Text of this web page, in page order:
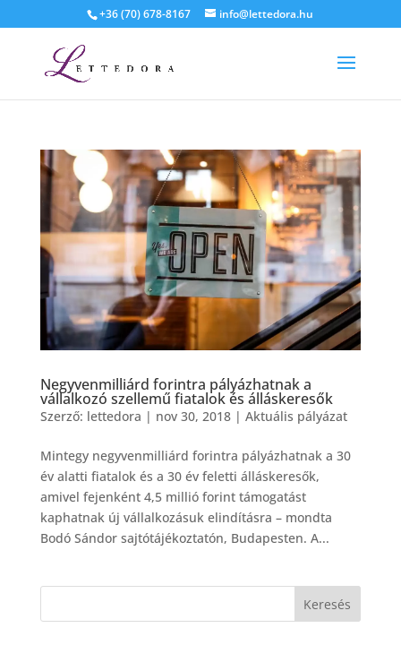
+36 (70) 678-8167 info@lettedora.hu
Negyvenmilliárd forintra pályázhatnak a
vállalkozó szellemű fiatalok és álláskeresők
Szerző: lettedora | nov 30, 2018| Aktuális pályázat
Mintegy negyvenmilliárd forintra pályázhatnak a 30
év alatti fiatalok és a 30 év feletti álláskeresők,
amivel fejenként 4,5 millió forint támogatást
kaphatnak új vállalkozásuk elindításra – mondta
Bodó Sándor sajtótájékoztatón, Budapesten. A...